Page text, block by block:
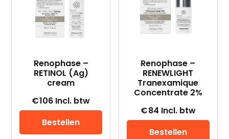
Renophase –
RETINOL (Ag)
cream
€106 Incl. btw
Bestellen
Renophase –
RENEWLIGHT
Tranexamique
Concentrate 2%
€84 Incl. btw
Bestellen